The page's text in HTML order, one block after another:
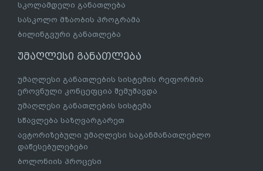
სკოლამდელი განათლება
სასკოლო მზაობის პროგრამა
ბილინგვური განათლება
უმაღლესი განათლება
უმაღლესი განათლების სისტემის რეფორმის
ეროვნული კონცეფცია შემუშავდა
უმაღლესი განათლების სისტემა
სწავლება საზღვარგარეთ
ავტორიზებული უმაღლესი საგანმანათლებლო
დაწესებულებები
ბოლონიის პროცესი